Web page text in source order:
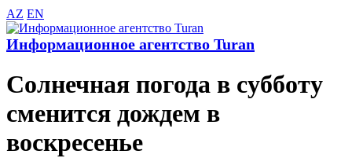
AZ EN
Информационное агентство Turan
Солнечная погода в субботу
сменится дождем в
воскресенье